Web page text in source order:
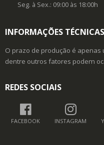
Seg. à Sex.: 09:00 às 18:00h
INFORMAÇÕES TÉCNICAS
O prazo de produção é
dentre outros fatores podem
REDES SOCIAIS
FACEBOOK INSTAGRAM